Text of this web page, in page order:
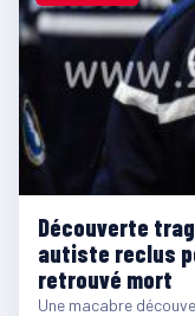
Découverte
autiste reclus
retrouvé mort
Une macabre